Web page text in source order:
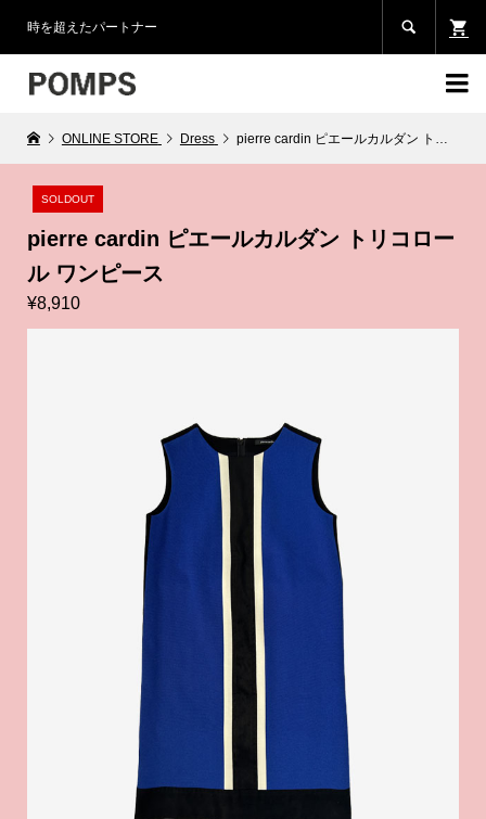
時を超えたパートナー 

ONLINE STORE Dress pierre cardin ピエールカルダン トリコロール ワンピース
SOLDOUT
pierre cardin ピエールカルダン トリコロー
ル ワンピース
¥8,910